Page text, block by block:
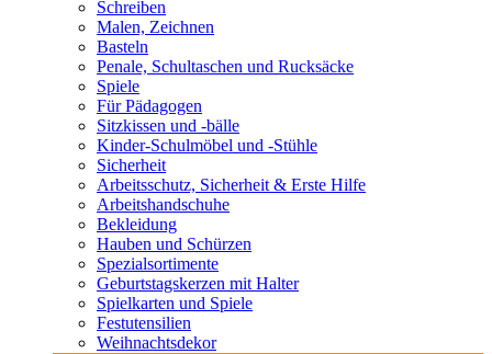
Schreiben
Malen, Zeichnen
Basteln
Penale, Schultaschen und Rucksäcke
Spiele
Für Pädagogen
Sitzkissen und -bälle
Kinder-Schulmöbel und -Stühle
Sicherheit
Arbeitsschutz, Sicherheit & Erste Hilfe
Arbeitshandschuhe
Bekleidung
Hauben und Schürzen
Spezialsortimente
Geburtstagskerzen mit Halter
Spielkarten und Spiele
Festutensilien
Weihnachtsdekor